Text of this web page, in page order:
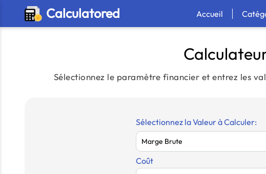
Calculatored Accueil
Sélectionnez le paramètre financier et entrez les
Sélectionnez la Valeur à Calculer:
Coût